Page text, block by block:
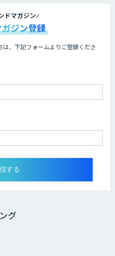
ロ」
援
AIエージェント
型オーダーメイドAI開発（知
電気回路/CAD/外観検査）
ドマガジン
ジン登録
、下記フォームよりご登録くださ
グ